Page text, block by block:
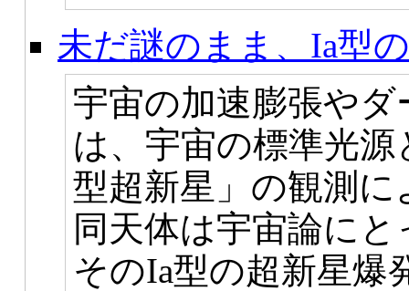
未だ謎のまま、Ia型
宇宙の加速膨張や
は、宇宙の標準光
型超新星」の観測
同天体は宇宙論に
そのIa型の超新星爆